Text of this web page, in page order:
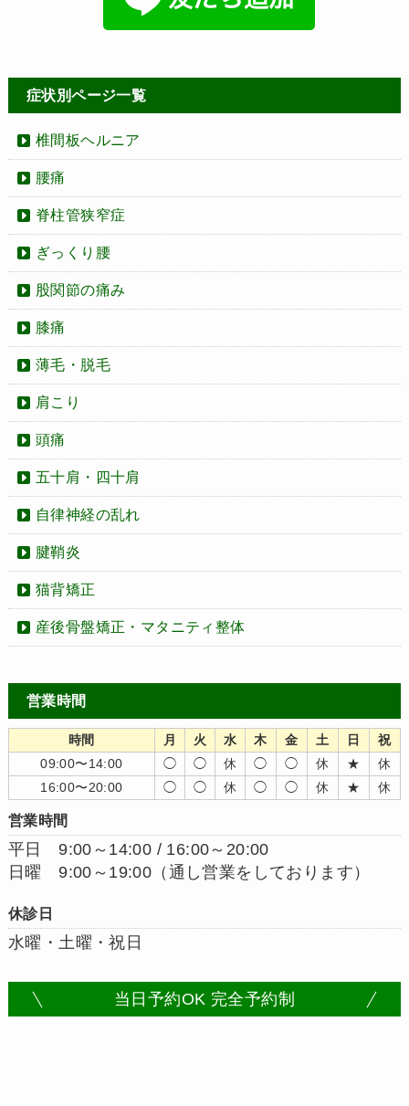
症状別ページ一覧
椎間板ヘルニア
腰痛
脊柱管狭窄症
ぎっくり腰
股関節の痛み
膝痛
薄毛・脱毛
肩こり
頭痛
五十肩・四十肩
自律神経の乱れ
腱鞘炎
猫背矯正
産後骨盤矯正・マタニティ整体
営業時間
時間 月 火 水 木 金 土 日
祝
09:00〜14:00
◯ ◯ 休 ◯ ◯ 休 ★
休
16:00〜20:00
◯ ◯ 休 ◯ ◯ 休 ★ 休
営業時間
平日 9:00～14:00 / 16:00～20:00
日曜 9:00～19:00（通し営業をしております）
休診日
水曜・土曜・祝日
当日予約OK 完全予約制